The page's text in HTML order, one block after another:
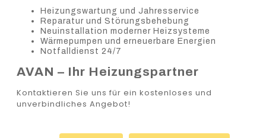
Heizungswartung und Jahresservice
Reparatur und Störungsbehebung
Neuinstallation moderner Heizsysteme
Wärmepumpen und erneuerbare Energien
Notfalldienst 24/7
AVAN – Ihr Heizungspartner
Kontaktieren Sie uns für ein kostenloses und
unverbindliches Angebot!